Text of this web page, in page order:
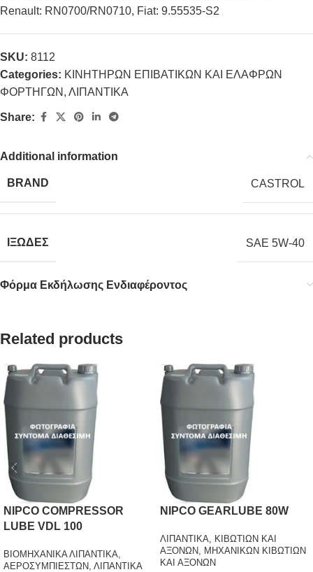
Renault: RN0700/RN0710, Fiat: 9.55535-S2
SKU: 8112
Categories: ΚΙΝΗΤΗΡΩΝ ΕΠΙΒΑΤΙΚΩΝ ΚΑΙ ΕΛΑΦΡΩΝ
ΦΟΡΤΗΓΩΝ , ΛΙΠΑΝΤΙΚΑ
Share:
Additional information
BRAND CASTROL
ΙΞΩΔΕΣ SAE 5W-40
Φόρμα Εκδήλωσης Ενδιαφέροντος
Related products
NIPCO COMPRESSOR
LUBE VDL 100
ΒΙΟΜΗΧΑΝΙΚΑ ΛΙΠΑΝΤΙΚΑ,
ΑΕΡΟΣΥΜΠΙΕΣΤΩΝ, ΛΙΠΑΝΤΙΚΑ
NIPCO GEARLUBE 80W
ΛΙΠΑΝΤΙΚΑ, ΚΙΒΩΤΙΩΝ ΚΑΙ
ΑΞΟΝΩΝ, ΜΗΧΑΝΙΚΩΝ ΚΙΒΩΤΙΩΝ
ΚΑΙ ΑΞΟΝΩΝ